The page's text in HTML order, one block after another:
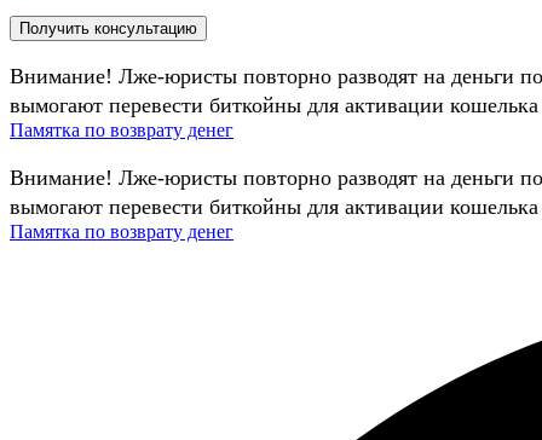
Внимание! Лже-юристы повторно разводят на деньги
вымогают перевести биткойны для активации
Памятка по возврату денег
Внимание! Лже-юристы повторно разводят на деньги
вымогают перевести биткойны для активации
Памятка по возврату денег